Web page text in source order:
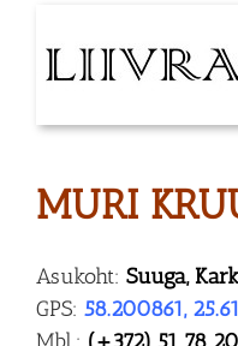
MURI
Asukoht: Suuga,
GPS: 58.200861,